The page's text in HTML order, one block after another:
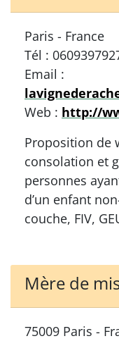
Paris - France
Tél :
Email :
Web : http://
Proposition de
consolation et
personnes
d’un enfant
couche, FIV,
Mère de
75009 Paris -